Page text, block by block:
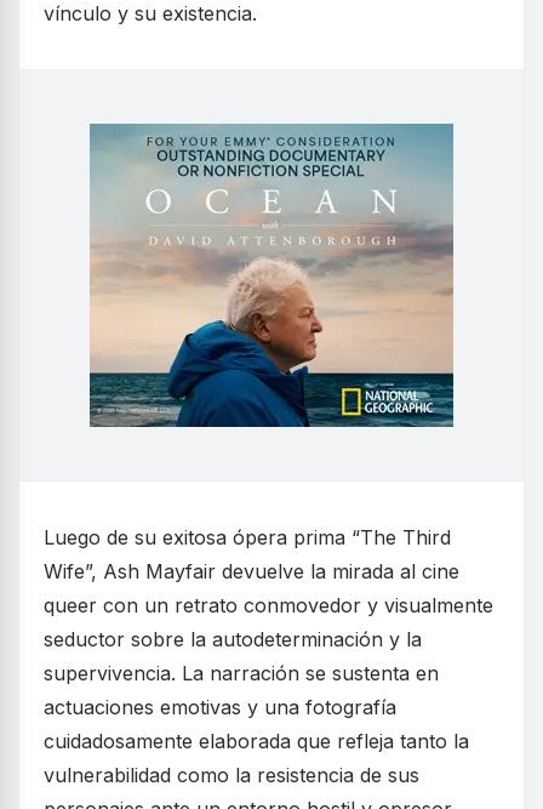
vínculo y su existencia.
Luego de su exitosa ópera prima “The Third
Wife”, Ash Mayfair devuelve la mirada al cine
queer con un retrato conmovedor y visualmente
seductor sobre la autodeterminación y la
supervivencia. La narración se sustenta en
actuaciones emotivas y una fotografía
cuidadosamente elaborada que refleja tanto la
vulnerabilidad como la resistencia de sus